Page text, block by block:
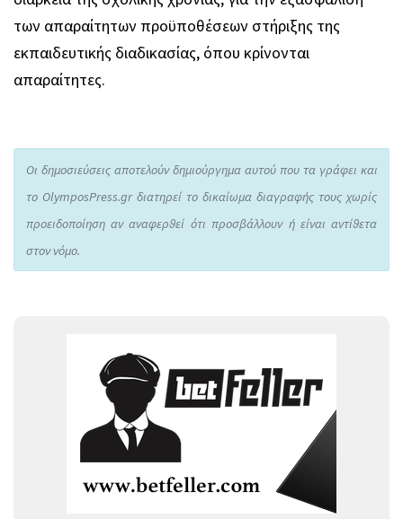
των απαραίτητων προϋποθέσεων στήριξης της
εκπαιδευτικής διαδικασίας, όπου κρίνονται
απαραίτητες.
Οι δημοσιεύσεις αποτελούν δημιούργημα αυτού που τα γράφει και
το OlymposPress.gr διατηρεί το δικαίωμα διαγραφής τους χωρίς
προειδοποίηση αν αναφερθεί ότι προσβάλλουν ή είναι αντίθετα
στον νόμο.